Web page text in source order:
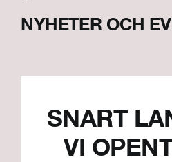
NYHETER OCH
SNART
VI